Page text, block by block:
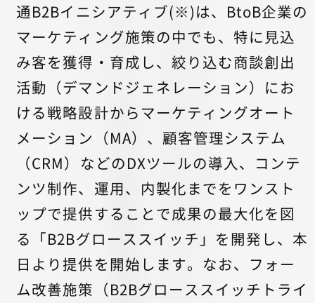
通B2Bイニシアティブ(※)は、BtoB企業の
マーケティング施策の中でも、特に見込
み客を獲得・育成し、絞り込む商談創出
活動（デマンドジェネレーション）にお
ける戦略設計からマーケティングオート
メーション（MA）、顧客管理システム
（CRM）などのDXツールの導入、コンテ
ンツ制作、運用、内製化までをワンスト
ップで提供することで成果の最大化を図
る「B2Bグローススイッチ」を開発し、本
日より提供を開始します。なお、フォー
ム改善施策（B2Bグローススイッチトライ